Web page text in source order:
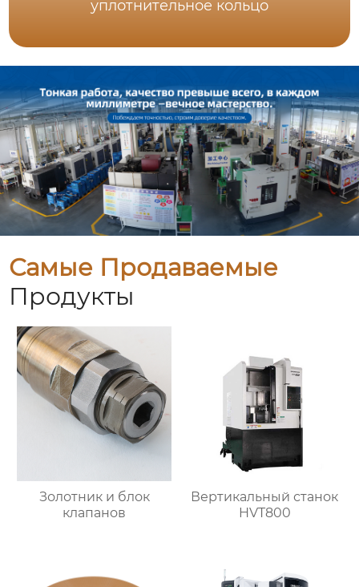
уплотнительное кольцо
Самые Продаваемые
Продукты
Золотник и блок
клапанов
Вертикальный станок
HVT800